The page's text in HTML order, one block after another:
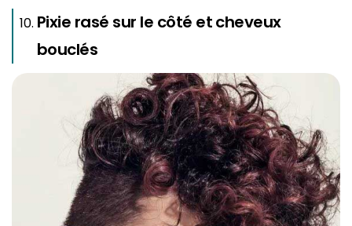
Pixie rasé sur le côté et cheveux
bouclés